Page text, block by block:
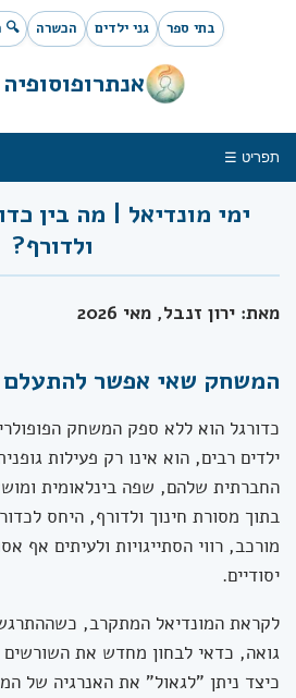
בתי ספר גני ילדים הכשרה 🔍
תפריט ☰
ימי מונדיאל | מה בין
ולדורף?
מאת: ירון זנבל, מאי 2026
המשחק שאי אפשר להתעלם
כדורגל הוא ללא ספק המשחק
ילדים רבים, הוא אינו רק פעילות
החברתית שלהם, שפה בינלאומית
בתוך מסורת חינוך ולדורף, היחס
מורכב, רווי הסתייגויות ולעיתים אף
יסודיים.
לקראת המונדיאל המתקרב,
גואה, כדאי לבחון מחדש את השורשים
כיצד ניתן "לגאול" את האנרגיה של